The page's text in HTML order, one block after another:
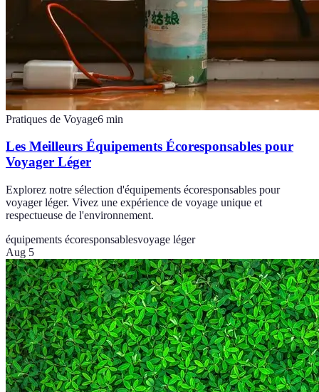
Pratiques de Voyage6 min
Les Meilleurs Équipements Écoresponsables pour
Voyager Léger
Explorez notre sélection d'équipements écoresponsables pour
voyager léger. Vivez une expérience de voyage unique et
respectueuse de l'environnement.
équipements écoresponsablesvoyage léger
Aug 5